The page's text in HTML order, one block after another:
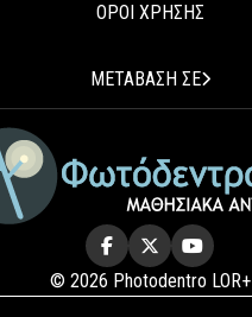
ΟΡΟΙ ΧΡΗΣΗΣ
ΜΕΤΑΒΑΣΗ ΣΕ
© 2026 Photodentro LOR+